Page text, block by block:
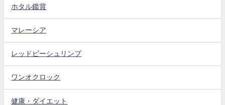
ホタル鑑賞
マレーシア
レッドビーシュリンプ
ワンオクロック
健康・ダイエット